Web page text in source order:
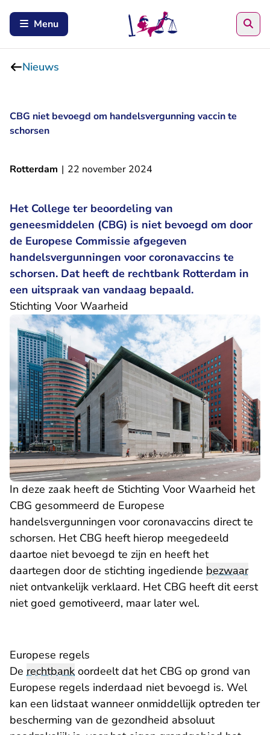
Menu
Nieuws
CBG niet bevoegd om handelsvergunning vaccin te
schorsen
Rotterdam | 22 november 2024
Het College ter beoordeling van
geneesmiddelen (CBG) is niet bevoegd om door
de Europese Commissie afgegeven
handelsvergunningen voor coronavaccins te
schorsen. Dat heeft de rechtbank Rotterdam in
een uitspraak van vandaag bepaald.
Stichting Voor Waarheid
In deze zaak heeft de Stichting Voor Waarheid het
CBG gesommeerd de Europese
handelsvergunningen voor coronavaccins direct te
schorsen. Het CBG heeft hierop meegedeeld
daartoe niet bevoegd te zijn en heeft het
daartegen door de stichting ingediende bezwaar
niet ontvankelijk verklaard. Het CBG heeft dit eerst
niet goed gemotiveerd, maar later wel.
Europese regels
De rechtbank oordeelt dat het CBG op grond van
Europese regels inderdaad niet bevoegd is. Wel
kan een lidstaat wanneer onmiddellijk optreden ter
bescherming van de gezondheid absoluut